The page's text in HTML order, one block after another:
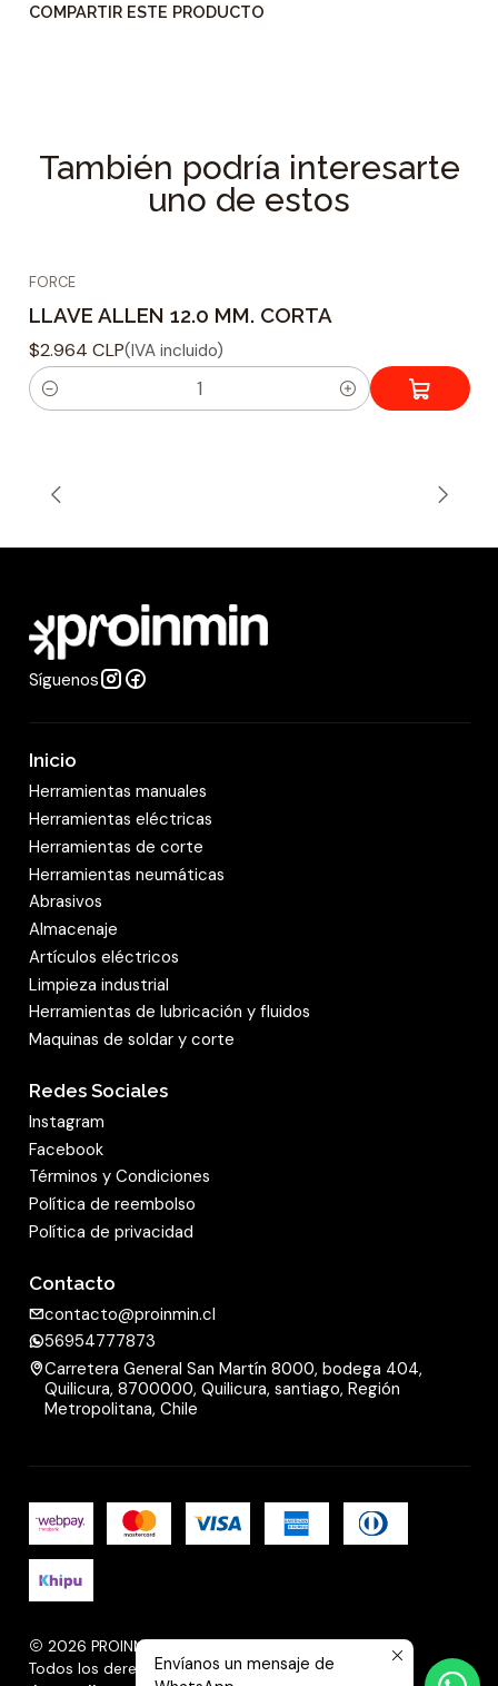
COMPARTIR ESTE PRODUCTO
También podría interesarte
uno de estos
FORCE
LLAVE ALLEN 12.0 MM. CORTA
$2.964 CLP(IVA incluido)
C
d
Síguenos
Inicio
Herramientas manuales
Herramientas eléctricas
Herramientas de corte
Herramientas neumáticas
Abrasivos
Almacenaje
Artículos eléctricos
Limpieza industrial
Herramientas de lubricación y fluidos
Maquinas de soldar y corte
Redes Sociales
Instagram
Facebook
Términos y Condiciones
Política de reembolso
Política de privacidad
Contacto
contacto@proinmin.cl
56954777873
Carretera General San Martín 8000, bodega 404,
Quilicura, 8700000, Quilicura, santiago, Región
Metropolitana, Chile
2026 PROINMIN.
Todos los derechos reservados.Desarrollado por
Envíanos un mensaje de